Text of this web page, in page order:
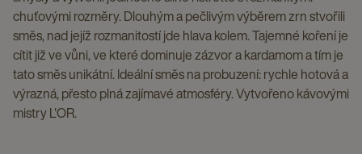
KS
details
page
details
page
KS
details
page
chuťovými rozměry. Dlouhým a pečlivým výběrem zrn stvořili
směs, nad jejíž rozmanitostí jde hlava kolem. Tajemné koření je
cítit již ve vůni, ve které dominuje zázvor a kardamom a tím je
tato směs unikátní. Ideální směs na probuzení: rychle hotová a
výrazná, přesto plná zajímavé atmosféry. Vytvořeno kávovými
mistry L'OR.